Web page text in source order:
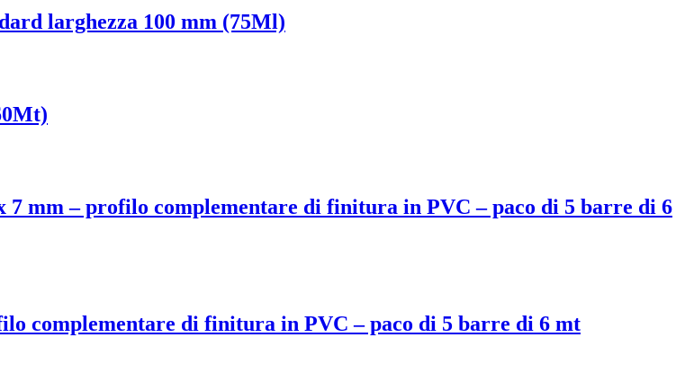
larghezza 100 mm (75Ml)
mm – profilo complementare di finitura in PVC – paco di 5 barre di 6
complementare di finitura in PVC – paco di 5 barre di 6 mt